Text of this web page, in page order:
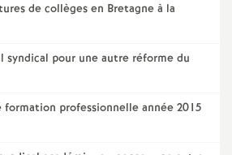
de collèges en Bretagne à la
syndical pour une autre réforme du
formation professionnelle année 2015